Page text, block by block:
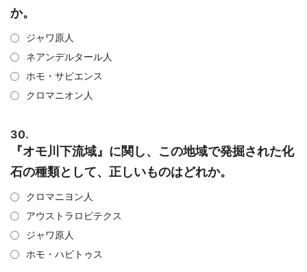
か。
ジャワ原人
ネアンデルタール人
ホモ・サピエンス
クロマニオン人
30.
『オモ川下流域』に関し、この地域で発掘された化
石の種類として、正しいものはどれか。
クロマニヨン人
アウストラロピテクス
ジャワ原人
ホモ・ハビトゥス